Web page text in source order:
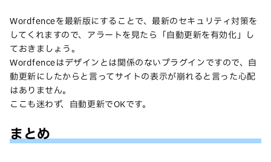
Wordfenceを最新版にすることで、最新のセキュリティ対策を
してくれますので、アラートを見たら「自動更新を有効化」し
ておきましょう。
Wordfenceはデザインとは関係のないプラグインですので、自
動更新にしたからと言ってサイトの表示が崩れると言った心配
はありません。
ここも迷わず、自動更新でOKです。
まとめ